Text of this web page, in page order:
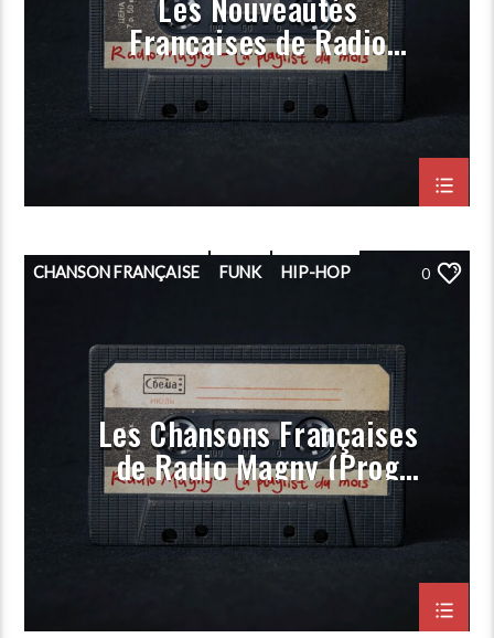
Françaises de Radio
Magny (Prog Novembre
2023)
CHANSON FRANÇAISE FUNK HIP-HOP
ROCK
0
Les Chansons Françaises
de Radio Magny (Prog
Novembre 2023)